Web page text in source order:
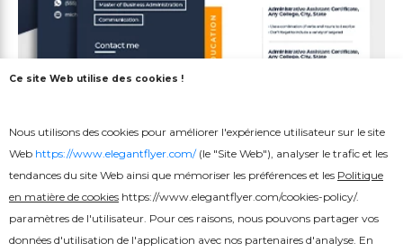
Gratuit
Ce site Web utilise des cookies !
Nous utilisons des cookies pour améliorer l'expérience utilisateur sur le site
Web https://www.elegantflyer.com/(le "Site Web"), analyser le trafic et les
tendances du site Web ainsi que mémoriser les préférences et les Politique
en matière de cookies https://www.elegantflyer.com/cookies-policy/.
paramètres de l'utilisateur. Pour ces raisons, nous pouvons partager vos
données d'utilisation de l'application avec nos partenaires d'analyse. En